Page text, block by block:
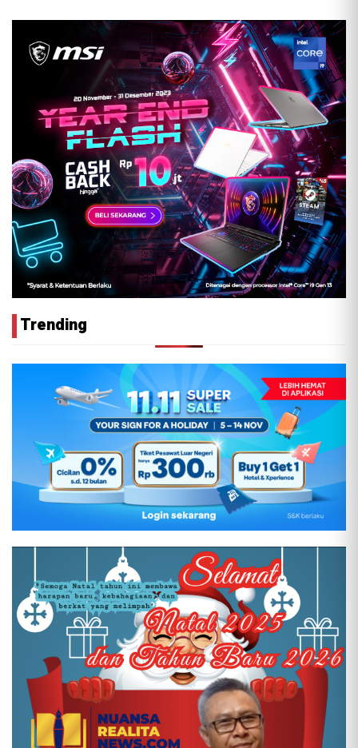
Trending